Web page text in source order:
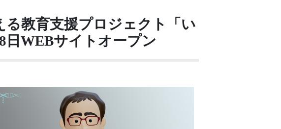
教育支援プロジェクト「い
WEBサイトオープン